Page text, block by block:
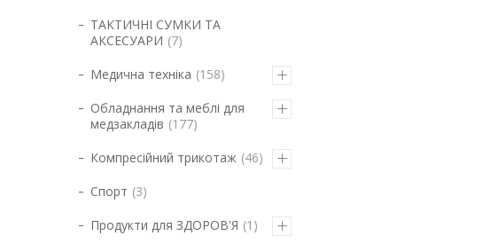
ТАКТИЧНІ СУМКИ ТА
АКСЕСУАРИ 7
Медична техніка 158
Обладнання та меблі для
медзакладів 177
Компресійний трикотаж 46
Спорт 3
Продукти для ЗДОРОВ'Я 1